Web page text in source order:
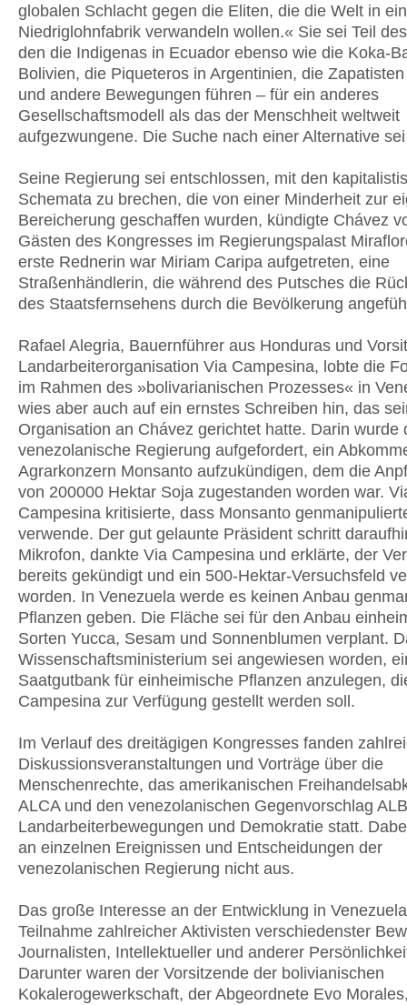
globalen Schlacht gegen die Eliten, die die Welt in
Niedriglohnfabrik verwandeln wollen.« Sie sei Teil
den die Indigenas in Ecuador ebenso wie die Koka-
Bolivien, die Piqueteros in Argentinien, die
und andere Bewegungen führen – für ein anderes
Gesellschaftsmodell als das der Menschheit weltweit
aufgezwungene. Die Suche nach einer Alternative
Seine Regierung sei entschlossen, mit den
Schemata zu brechen, die von einer Minderheit zur
Bereicherung geschaffen wurden, kündigte Chávez
Gästen des Kongresses im Regierungspalast
erste Rednerin war Miriam Caripa aufgetreten, eine
Straßenhändlerin, die während des Putsches die
des Staatsfernsehens durch die Bevölkerung
Rafael Alegria, Bauernführer aus Honduras und
Landarbeiterorganisation Via Campesina, lobte die
im Rahmen des »bolivarianischen Prozesses« in
wies aber auch auf ein ernstes Schreiben hin, das
Organisation an Chávez gerichtet hatte. Darin wurde
venezolanische Regierung aufgefordert, ein
Agrarkonzern Monsanto aufzukündigen, dem die
von 200000 Hektar Soja zugestanden worden war.
Campesina kritisierte, dass Monsanto
verwende. Der gut gelaunte Präsident schritt
Mikrofon, dankte Via Campesina und erklärte, der
bereits gekündigt und ein 500-Hektar-Versuchsfeld
worden. In Venezuela werde es keinen Anbau
Pflanzen geben. Die Fläche sei für den Anbau
Sorten Yucca, Sesam und Sonnenblumen verplant.
Wissenschaftsministerium sei angewiesen worden,
Saatgutbank für einheimische Pflanzen anzulegen,
Campesina zur Verfügung gestellt werden soll.
Im Verlauf des dreitägigen Kongresses fanden
Diskussionsveranstaltungen und Vorträge über die
Menschenrechte, das amerikanischen
ALCA und den venezolanischen Gegenvorschlag
Landarbeiterbewegungen und Demokratie statt.
an einzelnen Ereignissen und Entscheidungen der
venezolanischen Regierung nicht aus.
Das große Interesse an der Entwicklung in
Teilnahme zahlreicher Aktivisten verschiedenster
Journalisten, Intellektueller und anderer
Darunter waren der Vorsitzende der bolivianischen
Kokalerogewerkschaft, der Abgeordnete Evo